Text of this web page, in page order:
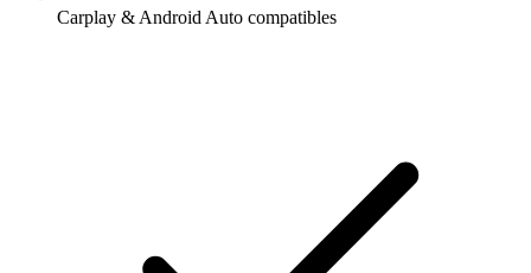
Carplay & Android Auto compatibles